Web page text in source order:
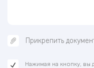
Нажимая на кнопку, вы
Прикрепить